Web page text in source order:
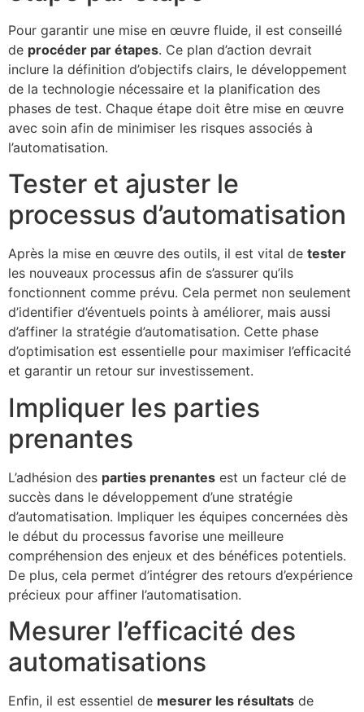
Pour garantir une mise en œuvre fluide, il est conseillé
de procéder par étapes. Ce plan d’action devrait
inclure la définition d’objectifs clairs, le développement
de la technologie nécessaire et la planification des
phases de test. Chaque étape doit être mise en œuvre
avec soin afin de minimiser les risques associés à
l’automatisation.
Tester et ajuster le
processus d’automatisation
Après la mise en œuvre des outils, il est vital de tester
les nouveaux processus afin de s’assurer qu’ils
fonctionnent comme prévu. Cela permet non seulement
d’identifier d’éventuels points à améliorer, mais aussi
d’affiner la stratégie d’automatisation. Cette phase
d’optimisation est essentielle pour maximiser l’efficacité
et garantir un retour sur investissement.
Impliquer les parties
prenantes
L’adhésion des parties prenantes est un facteur clé de
succès dans le développement d’une stratégie
d’automatisation. Impliquer les équipes concernées dès
le début du processus favorise une meilleure
compréhension des enjeux et des bénéfices potentiels.
De plus, cela permet d’intégrer des retours d’expérience
précieux pour affiner l’automatisation.
Mesurer l’efficacité des
automatisations
Enfin, il est essentiel de mesurer les résultats de